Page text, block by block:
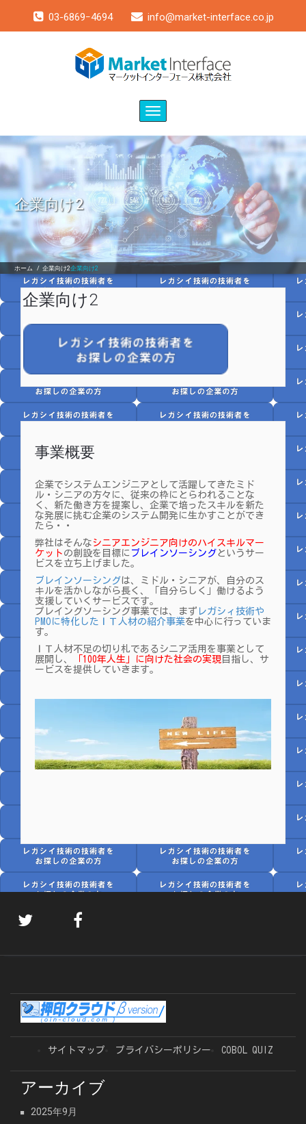
03-6869ｰ4694 info@market-interface.co.jp
Toggle
navigation
企業向け2
ホーム / 企業向け2企業向け2
企業向け2
事業概要
企業でシステムエンジニアとして活躍してきたミド
ル・シニアの方々に、従来の枠にとらわれることな
く、新た働き方を提案し、企業で培ったスキルを新た
な発展に挑む企業のシステム開発に生かすことができ
たら・・
弊社はそんな シニアエンジニア向けのハイスキルマー
ケット の創設を目標に ブレインソーシングというサー
ビスを立ち上げました。
ブレインソーシングは、ミドル・シニアが、自分のス
キルを活かしながら長く、「自分らしく」働けるよう
支援していくサービスです。
プレイングソーシング事業では、まず レガシィ技術や
PMOに特化したＩＴ人材の紹介事業を中心に行っていま
す。
ＩＴ人材不足の切り札であるシニア活用を事業として
展開し、
「100年人生」に向けた社会の実現 目指し、サ
ービスを提供していきます。
サイトマップ プライバシーポリシー COBOL QUIZ
アーカイブ
2025年9月